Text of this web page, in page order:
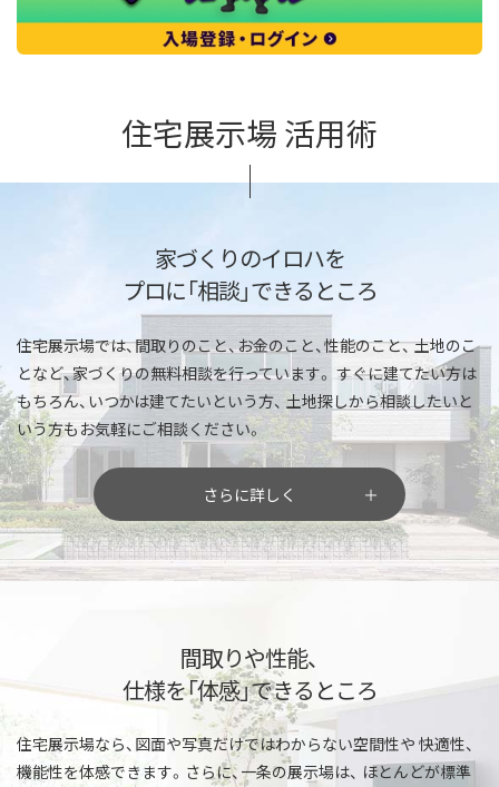
住宅展示場 活用術
家づくりのイロハを
プロに「相談」できるところ
住宅展示場では、間取りのこと、お金のこと、性能のこと、土地のこ
となど、家づくりの無料相談を行っています。 すぐに建てたい方は
もちろん、いつかは建てたいという方、 土地探しから相談したいと
いう方もお気軽にご相談ください。
さらに詳しく
間取りや性能、
仕様を「体感」できるところ
住宅展示場なら、図面や写真だけではわからない空間性や 快適性、
機能性を体感できます。さらに、一条の展示場は、 ほとんどが標準